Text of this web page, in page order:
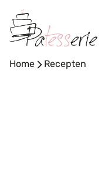
naar
de
Home - Recepten